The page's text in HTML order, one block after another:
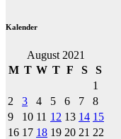
Kalender
August 2021
M T W T F S
S
1
2
3 4 5 6 7
8
9
10 11 12 13 14 15
16 17 18 19 20 21 22